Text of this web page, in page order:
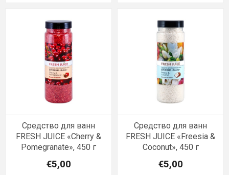
Средство для ванн
FRESH JUICE «Cherry &
Pomegranate», 450 г
€5,00
Средство для ванн
FRESH JUICE «Freesia &
Coconut», 450 г
€5,00